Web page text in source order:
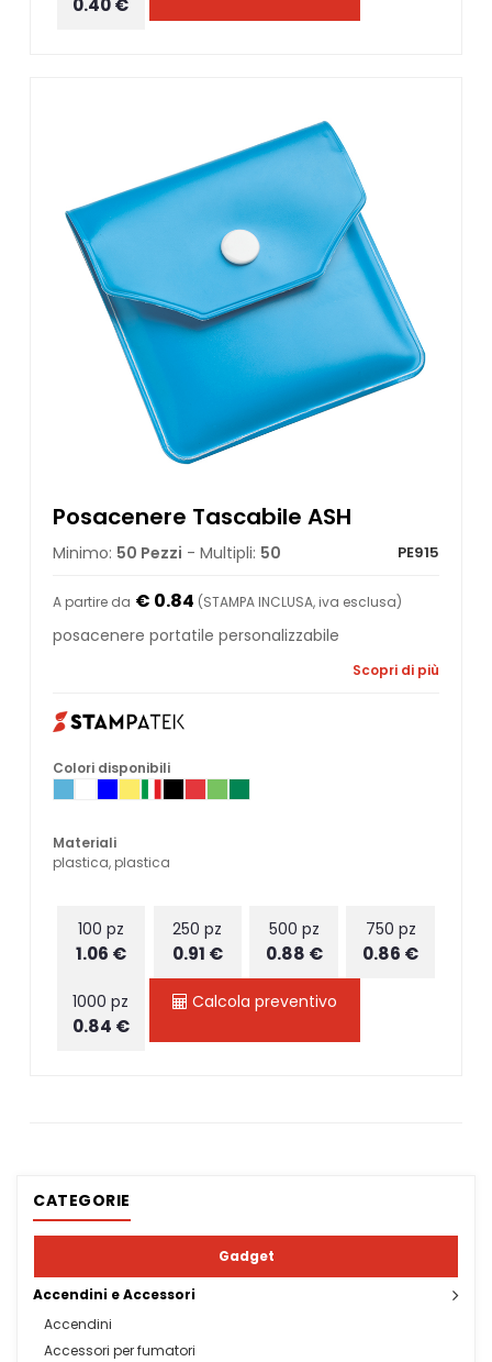
0.40 €
Posacenere Tascabile ASH
Minimo: 50 Pezzi - Multipli: 50 PE915
A partire da € 0.84 (STAMPA INCLUSA, iva esclusa)
posacenere portatile personalizzabile
Scopri di più
Colori disponibili
Materiali
plastica, plastica
100 pz
1.06 €
250 pz
0.91 €
500 pz
0.88 €
750 pz
0.86 €
1000 pz
0.84 €
Calcola preventivo
CATEGORIE
Gadget
Accendini e Accessori
Accendini
Accessori per fumatori